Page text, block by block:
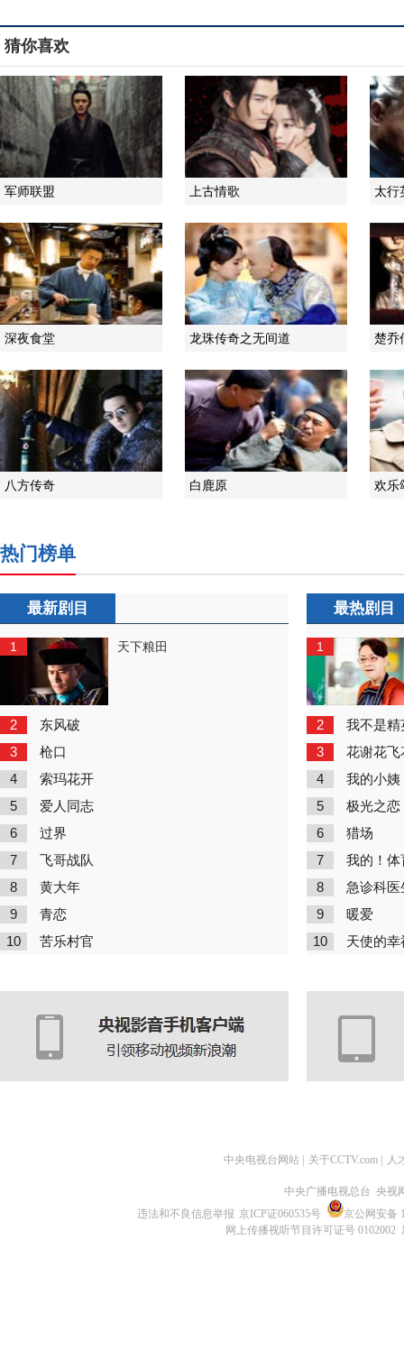
猜你喜欢
军师联盟 上古情歌 太行
深夜食堂 龙珠传奇之无间道 楚乔
八方传奇 白鹿原 欢乐
热门榜单
最新剧目
1 天下粮田
2 东风破
3 枪口
4 索玛花开
5 爱人同志
6 过界
7 飞哥战队
8 黄大年
9 青恋
10 苦乐村官
最热剧目
1
2 我不是精
3 花谢花飞
4 我的小姨
5 极光之恋
6 猎场
7 我的！体
8 急诊科医
9 暖爱
10 天使的幸
中央电视台网站 关于CCTV.com 人
中央广播电视总台 央视
违法和不良信息举报 京ICP证060535号
京公网安备
网上传播视听节目许可证号 0102002